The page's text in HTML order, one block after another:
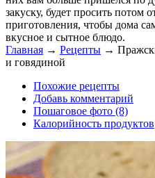
закуску, будет просить потом
приготовления, чтобы дома
вкусное и сытное блюдо.
Главная → Рецепты →
и говядиной
Похожие рецепты
Добавь комментарий
Пошаговое фото (8)
Калорийность продуктов